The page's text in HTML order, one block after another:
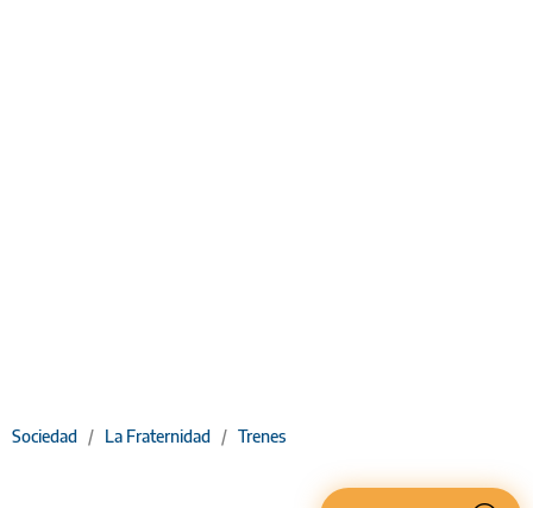
Sociedad / La Fraternidad / Trenes